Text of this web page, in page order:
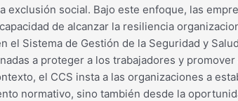
social. Bajo este enfoque, las
de alcanzar la resiliencia
Sistema de Gestión de la Seguridad y
a proteger a los trabajadores y
el CCS insta a las organizaciones a
normativo, sino también desde la